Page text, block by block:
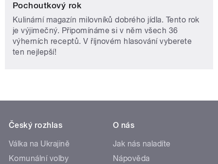
Pochoutkový rok
Kulinární magazín milovníků dobrého jídla. Tento rok
je výjimečný. Připomínáme si v něm všech 36
výherních receptů. V říjnovém hlasování vyberete
ten nejlepší!
Český rozhlas
Válka na Ukrajině
Komunální volby
O nás
Jak nás naladíte
Nápověda